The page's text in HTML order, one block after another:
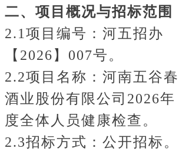
二、项目概况与招标范围
2.1项目编号： 河五招办
【2026】007号。
2.2项目名称： 河南五谷春
酒业股份有限公司2026年
度全体人员健康检查。
2.3招标方式：公开招标。